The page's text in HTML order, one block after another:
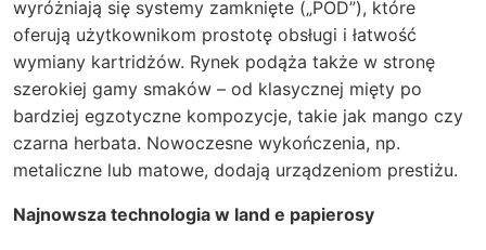
wyróżniają się systemy zamknięte („POD”), które
oferują użytkownikom prostotę obsługi i łatwość
wymiany kartridżów. Rynek podąża także w stronę
szerokiej gamy smaków – od klasycznej mięty po
bardziej egzotyczne kompozycje, takie jak mango czy
czarna herbata. Nowoczesne wykończenia, np.
metaliczne lub matowe, dodają urządzeniom prestiżu.
Najnowsza technologia w land e papierosy